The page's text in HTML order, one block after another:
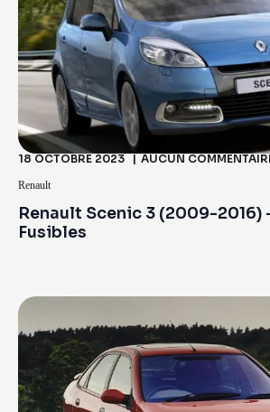
Renault Scenic 3 (2009-2016)
Fusibles
18 OCTOBRE 2023 AUCUN
Renault